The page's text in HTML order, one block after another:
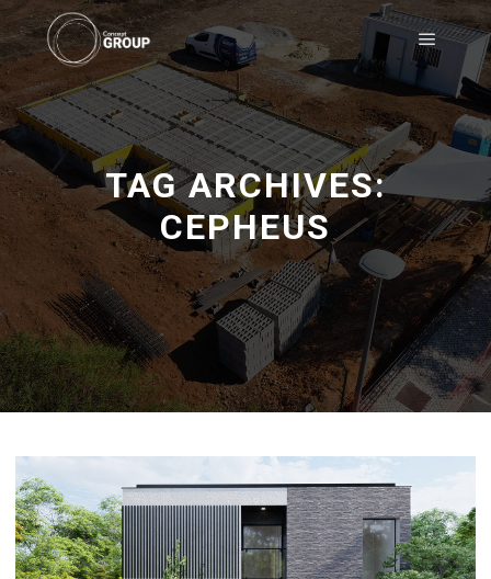
TAG ARCHIVES:
CEPHEUS